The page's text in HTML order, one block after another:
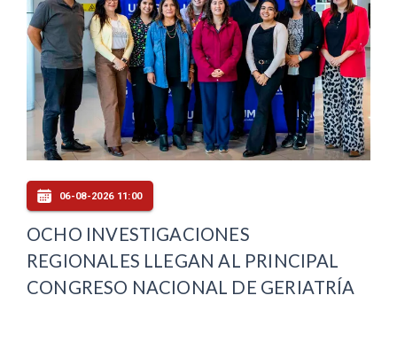
06-08-2026 11:00
OCHO INVESTIGACIONES
REGIONALES LLEGAN AL PRINCIPAL
CONGRESO NACIONAL DE GERIATRÍA